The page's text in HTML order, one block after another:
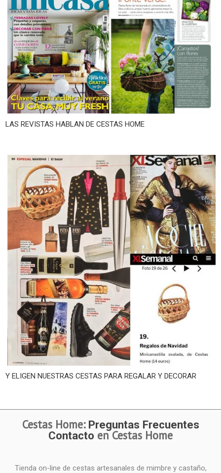
LAS REVISTAS HABLAN DE CESTAS HOME
Y ELIGEN NUESTRAS CESTAS PARA REGALAR Y DECORAR
Cestas Home: Preguntas Frecuentes
Contacto en Cestas Home
Tienda on-line de cestas artesanales de mimbre y castaño,